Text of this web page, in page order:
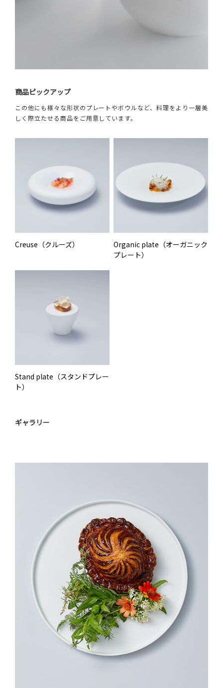
商品ピックアップ
この他にも様々な形状のプレートやボウルなど、料理をより一層美
しく際立たせる商品をご用意しています。
Creuse（クルーズ）
Organic plate（オーガニック
プレート）
Stand plate（スタンドプレー
ト）
ギャラリー